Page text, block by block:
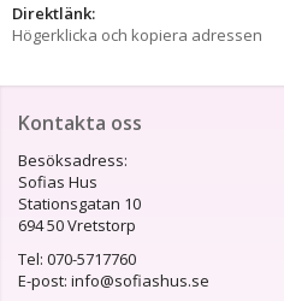
Direktlänk:
Högerklicka och kopiera adressen
Kontakta oss
Besöksadress:
Sofias Hus
Stationsgatan 10
694 50 Vretstorp
Tel: 070-5717760
E-post: info@sofiashus.se